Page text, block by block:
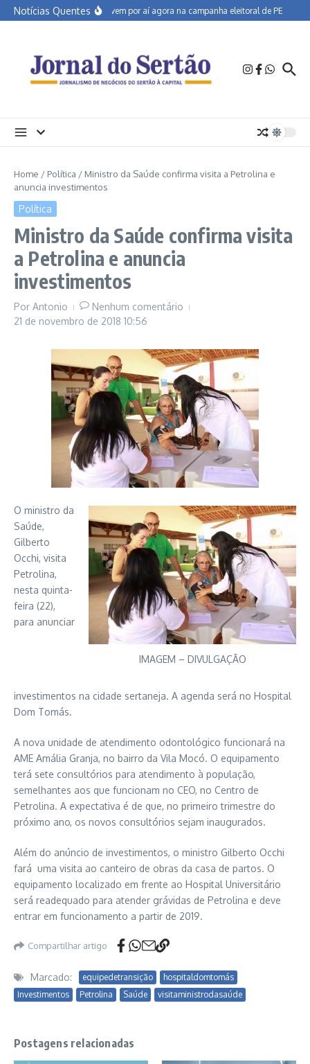
Ir para o conteúdo
Notícias QuentesO que vem por aí agora na campanha eleitoral de PE
Home / Política / Ministro da Saúde confirma visita a Petrolina e
anuncia investimentos
Política
Ministro da Saúde confirma visita
a Petrolina e anuncia
investimentos
Por Antonio
Nenhum comentário
21 de novembro de 2018 10:56
IMAGEM – DIVULGAÇÃO
O ministro da
Saúde,
Gilberto
Occhi, visita
Petrolina,
nesta quinta-
feira (22),
para anunciar
investimentos na cidade sertaneja. A agenda será no Hospital
Dom Tomás.
A nova unidade de atendimento odontológico funcionará na
AME Amália Granja, no bairro da Vila Mocó. O equipamento
terá sete consultórios para atendimento à população,
semelhantes aos que funcionam no CEO, no Centro de
Petrolina. A expectativa é de que, no primeiro trimestre do
próximo ano, os novos consultórios sejam inaugurados.
Além do anúncio de investimentos, o ministro Gilberto Occhi
fará uma visita ao canteiro de obras da casa de partos. O
equipamento localizado em frente ao Hospital Universitário
será readequado para atender grávidas de Petrolina e deve
entrar em funcionamento a partir de 2019.
Compartilhar artigo
Marcado: equipedetransição
hospitaldomtomás
Investimentos
Petrolina Saúde visitaministrodasaúde
Postagens relacionadas